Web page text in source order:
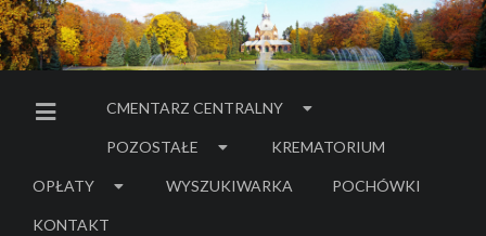
MENU BOCZNE
CMENTARZ CENTRALNY
POZOSTAŁE KREMATORIUM
OPŁATY WYSZUKIWARKA POCHÓWKI
- LINK DO SERWISU
KONTAKT